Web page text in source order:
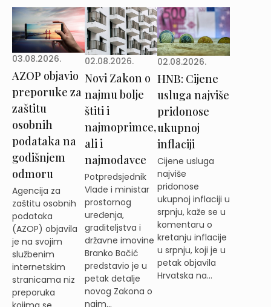
03.08.2026.
AZOP objavio
preporuke za
zaštitu
osobnih
podataka na
godišnjem
odmoru
Agencija za
zaštitu osobnih
podataka
(AZOP) objavila
je na svojim
službenim
internetskim
stranicama niz
preporuka
02.08.2026.
Novi Zakon o
najmu bolje
štiti i
najmoprimce,
ali i
najmodavce
Potpredsjednik
Vlade i ministar
prostornog
uređenja,
graditeljstva i
državne imovine
Branko Bačić
predstavio je u
petak detalje
novog Zakona o
najm...
02.08.2026.
HNB: Cijene
usluga najviše
pridonose
ukupnoj
inflaciji
Cijene usluga
najviše
pridonose
ukupnoj inflaciji u
srpnju, kaže se u
komentaru o
kretanju inflacije
u srpnju, koji je u
petak objavila
Hrvatska na...